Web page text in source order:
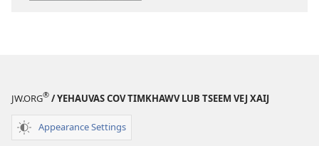
Mob
JW.ORG® / YEHAUVAS COV TIMKHAWV LUB TSEEM VEJ XAIJ
Appearance Settings